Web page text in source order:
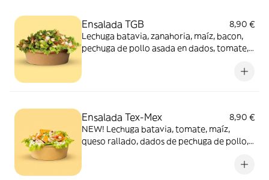
Ensalada TGB
8,90 €
Lechuga batavia, zanahoria, maíz, bacon,
pechuga de pollo asada en dados, tomate,
Ensalada Tex-Mex
8,90 €
NEW! Lechuga batavia, tomate, maíz,
queso rallado, dados de pechuga de pollo,